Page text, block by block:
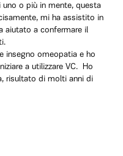
o più in mente, questa
mi ha assistito in
aiutato a confermare il
insegno omeopatia e ho
a utilizzare VC. Ho
risultato di molti anni di